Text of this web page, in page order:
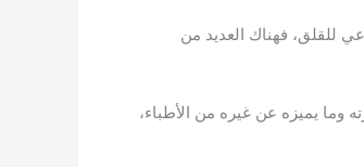
للقلق، فهناك العديد من
يميزه عن غيره من الأطباء،